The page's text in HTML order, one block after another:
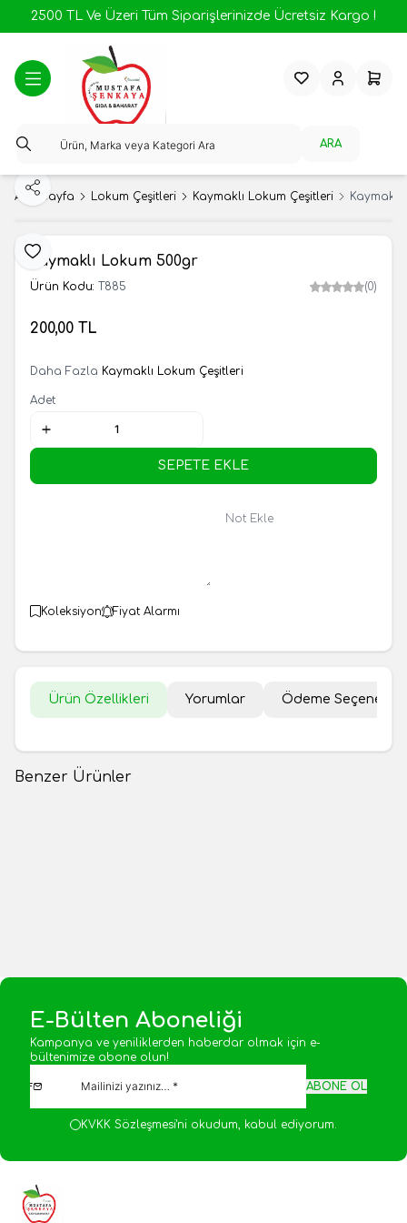
2500 TL Ve Üzeri Tüm Siparişlerinizde Ücretsiz Kargo !
ARA
FavorilerimHesabım
Ana Sayfa Lokum Çeşitleri Kaymaklı Lokum Çeşitleri
Favoriye Ekle
Paylaş
Kaymaklı Lokum 500gr
Ürün Kodu: T885 (0)
200,00 TL
Daha Fazla Kaymaklı Lokum Çeşitleri
Adet
SEPETE EKLE
Not Ekle
Koleksiyon Fiyat Alarmı
Ürün Özellikleri Yorumlar Ödeme
Benzer Ürünler
E-Bülten Aboneliği
Kampanya ve yeniliklerden haberdar olmak için e-
bültenimize abone olun!
ABONE OL
KVKK Sözleşmesi'niokudum, kabul ediyorum.